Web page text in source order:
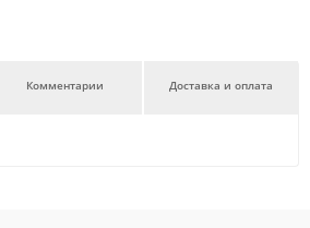
Комментарии Доставка и оплата